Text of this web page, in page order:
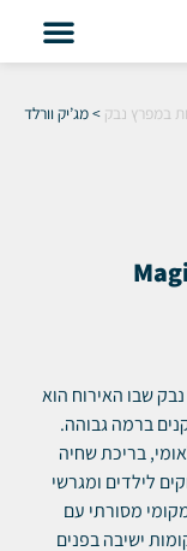
במפרץ נבק >מג’יק וורלד
5 כוכבים במפרץ נבק שבו האירוח הוא
ברמה גבוהה.
בריכת שחיה
לילדים ומגרשי
מסורתי עם
ישיבה בפנים